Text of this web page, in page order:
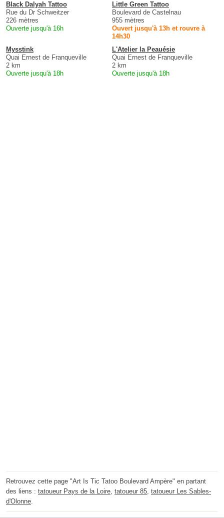
Black Dalyah Tattoo
Rue du Dr Schweitzer
226 mètres
Ouverte jusqu'à 16h
Little Green Tattoo
Boulevard de Castelnau
955 mètres
Ouvert jusqu'à 13h et rouvre à
14h30
Mysstink
Quai Ernest de Franqueville
2 km
Ouverte jusqu'à 18h
L'Atelier la Peauésie
Quai Ernest de Franqueville
2 km
Ouverte jusqu'à 18h
Retrouvez cette page "Art Is Tic Tatoo Boulevard Ampère" en partant
des liens : tatoueur Pays de la Loire, tatoueur 85, tatoueur Les Sables-
d'Olonne.